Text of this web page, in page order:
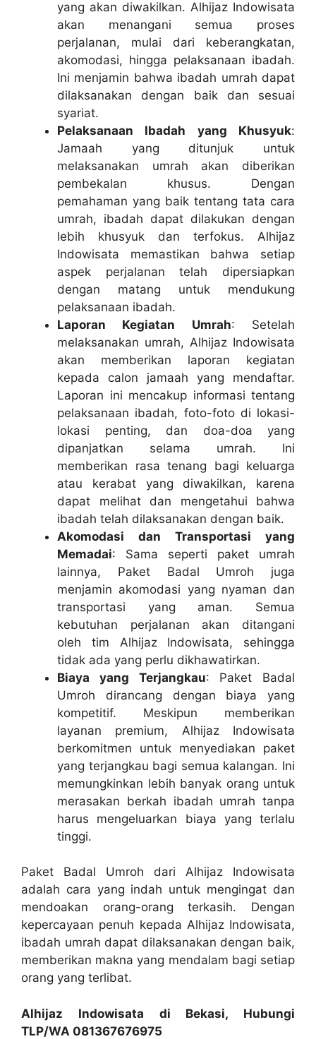
yang akan diwakilkan. Alhijaz Indowisata
akan menangani semua proses
perjalanan, mulai dari keberangkatan,
akomodasi, hingga pelaksanaan ibadah.
Ini menjamin bahwa ibadah umrah dapat
dilaksanakan dengan baik dan sesuai
syariat.
Pelaksanaan Ibadah yang Khusyuk:
Jamaah yang ditunjuk untuk
melaksanakan umrah akan diberikan
pembekalan khusus. Dengan
pemahaman yang baik tentang tata cara
umrah, ibadah dapat dilakukan dengan
lebih khusyuk dan terfokus. Alhijaz
Indowisata memastikan bahwa setiap
aspek perjalanan telah dipersiapkan
dengan matang untuk mendukung
pelaksanaan ibadah.
Laporan Kegiatan Umrah: Setelah
melaksanakan umrah, Alhijaz Indowisata
akan memberikan laporan kegiatan
kepada calon jamaah yang mendaftar.
Laporan ini mencakup informasi tentang
pelaksanaan ibadah, foto-foto di lokasi-
lokasi penting, dan doa-doa yang
dipanjatkan selama umrah. Ini
memberikan rasa tenang bagi keluarga
atau kerabat yang diwakilkan, karena
dapat melihat dan mengetahui bahwa
ibadah telah dilaksanakan dengan baik.
Akomodasi dan Transportasi yang
Memadai: Sama seperti paket umrah
lainnya, Paket Badal Umroh juga
menjamin akomodasi yang nyaman dan
transportasi yang aman. Semua
kebutuhan perjalanan akan ditangani
oleh tim Alhijaz Indowisata, sehingga
tidak ada yang perlu dikhawatirkan.
Biaya yang Terjangkau: Paket Badal
Umroh dirancang dengan biaya yang
kompetitif. Meskipun memberikan
layanan premium, Alhijaz Indowisata
berkomitmen untuk menyediakan paket
yang terjangkau bagi semua kalangan. Ini
memungkinkan lebih banyak orang untuk
merasakan berkah ibadah umrah tanpa
harus mengeluarkan biaya yang terlalu
tinggi.
Paket Badal Umroh dari Alhijaz Indowisata
adalah cara yang indah untuk mengingat dan
mendoakan orang-orang terkasih. Dengan
kepercayaan penuh kepada Alhijaz Indowisata,
ibadah umrah dapat dilaksanakan dengan baik,
memberikan makna yang mendalam bagi setiap
orang yang terlibat.
Alhijaz Indowisata di Bekasi, Hubungi
TLP/WA 081367676975